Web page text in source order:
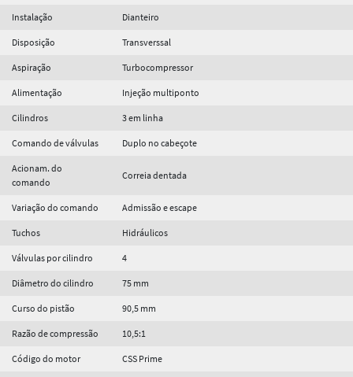
Instalação Dianteiro
Disposição Transverssal
Aspiração Turbocompressor
Alimentação Injeção multiponto
Cilindros 3 em linha
Comando de válvulas Duplo no cabeçote
Acionam. do
comando
Correia dentada
Variação do comando Admissão e escape
Tuchos Hidráulicos
Válvulas por cilindro 4
Diâmetro do cilindro 75 mm
Curso do pistão 90,5 mm
Razão de compressão 10,5:1
Código do motor CSS Prime